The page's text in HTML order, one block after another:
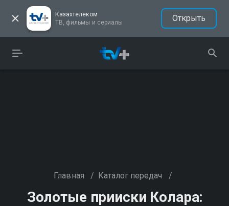
Казахтелеком
ТВ, фильмы и сериалы
Открыть
Главная / Каталог передач /
Золотые прииски Колара: